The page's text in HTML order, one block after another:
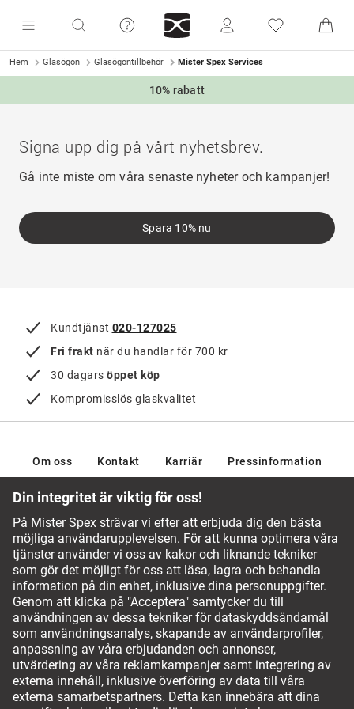
Hem Glasögon Glasögontillbehör Mister Spex Services
10% rabatt
Signa upp dig på vårt nyhetsbrev.
Gå inte miste om våra senaste nyheter och kampanjer!
Spara 10% nu
Kundtjänst 020-127025
Fri frakt när du handlar för 700 kr
30 dagars öppet köp
Kompromisslös glaskvalitet
Om oss Kontakt Karriär Pressinformation
Vårt optikerteam vägleder dig gärna
Vanliga frågor och svar
Service Chatt
(+46) 20-127025
Betalningsalternativ